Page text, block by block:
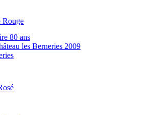
Rouge
80 ans